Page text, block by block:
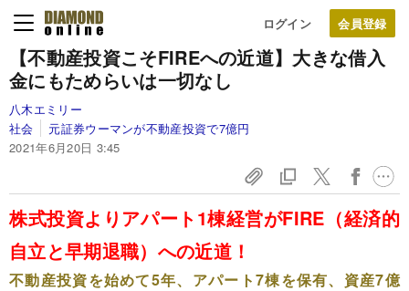
ログイン
【不動産投資こそFIREへの近道】 大きな借入
金にもためらいは一切なし
八木エミリー
社会
元証券ウーマンが不動産投資で7億円
2021年6月20日 3:45
株式投資よりアパート1棟経営がFIRE（経済的
自立と早期退職）への近道！
不動産投資を始めて5年、アパート7棟を保有、資産7億